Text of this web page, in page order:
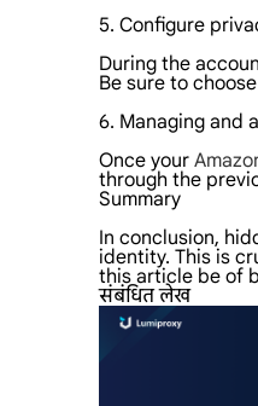
5. Configure
During the
Be sure to
6. Managing and
Once your
through the
Summary
In conclusion,
identity. This is
this article be of
संबंधित लेख